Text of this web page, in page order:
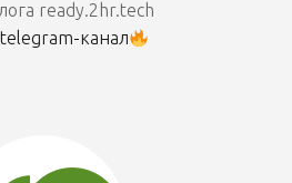
ready.2hr.tech
канал